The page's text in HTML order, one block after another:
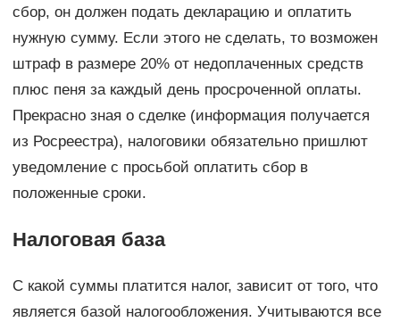
сбор, он должен подать декларацию и оплатить
нужную сумму. Если этого не сделать, то возможен
штраф в размере 20% от недоплаченных средств
плюс пеня за каждый день просроченной оплаты.
Прекрасно зная о сделке (информация получается
из Росреестра), налоговики обязательно пришлют
уведомление с просьбой оплатить сбор в
положенные сроки.
Налоговая база
С какой суммы платится налог, зависит от того, что
является базой налогообложения. Учитываются все